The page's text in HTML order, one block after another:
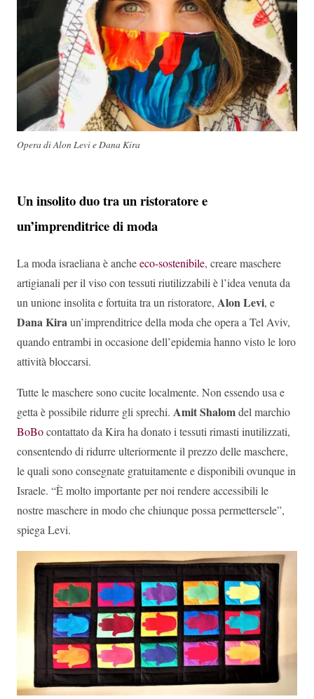
Opera di Alon Levi e Dana Kira
Un insolito duo tra un ristoratore e
un’imprenditrice di moda
La moda israeliana è ancheeco-sostenibile, creare maschere
artigianali per il viso con tessuti riutilizzabili è l’idea venuta da
un unione insolita e fortuita tra un ristoratore, Alon Levi, e
Dana Kiraun’imprenditrice della moda che opera a Tel Aviv,
quando entrambi in occasione dell’epidemia hanno visto le loro
attività bloccarsi.
Tutte le maschere sono cucite localmente. Non essendo usa e
getta è possibile ridurre gli sprechi. Amit Shalomdel marchio
BoBocontattato da Kira ha donato i tessuti rimasti inutilizzati,
consentendo di ridurre ulteriormente il prezzo delle maschere,
le quali sono consegnate gratuitamente e disponibili ovunque in
Israele. “È molto importante per noi rendere accessibili le
nostre maschere in modo che chiunque possa permettersele”,
spiega Levi.